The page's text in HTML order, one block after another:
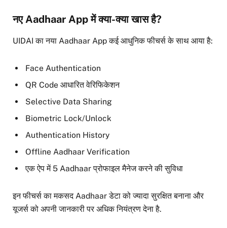
नए Aadhaar App में क्या-क्या खास है?
UIDAI का नया Aadhaar App कई आधुनिक फीचर्स के साथ आया है:
Face Authentication
QR Code आधारित वेरिफिकेशन
Selective Data Sharing
Biometric Lock/Unlock
Authentication History
Offline Aadhaar Verification
एक ऐप में 5 Aadhaar प्रोफाइल मैनेज करने की सुविधा
इन फीचर्स का मकसद Aadhaar डेटा को ज्यादा सुरक्षित बनाना और
यूजर्स को अपनी जानकारी पर अधिक नियंत्रण देना है.